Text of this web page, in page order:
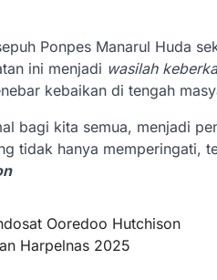
Ponpes Manarul Huda
ini menjadi wasilah
kebaikan di tengah
bagi kita semua, menjadi
tidak hanya memperingati,
Ooredoo Hutchison
Harpelnas 2025